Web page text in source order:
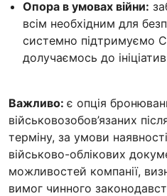
Опора в умовах війни:
всім необхідним для
системно підтримуємо
долучаємось до
Важливо: є опція
військовозобов’язаних
терміну, за умови
військово-облікових
можливостей компанії,
вимог чинного